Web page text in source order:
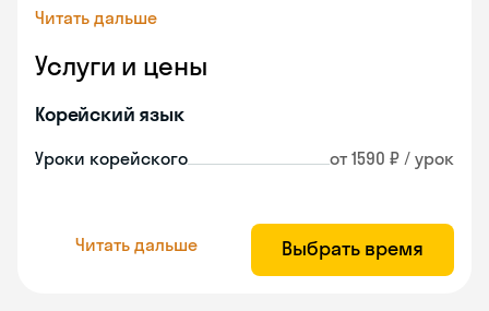
Читать дальше
Услуги и цены
Корейский язык
Уроки корейского от 1590 ₽ / урок
Читать дальше Выбрать время